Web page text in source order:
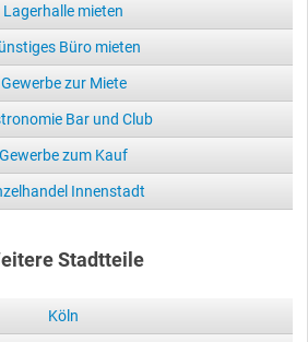
Lagerhalle mieten
Büro mieten
Gewerbe zur Miete
Bar und Club
Gewerbe zum Kauf
Innenstadt
Stadtteile
Köln